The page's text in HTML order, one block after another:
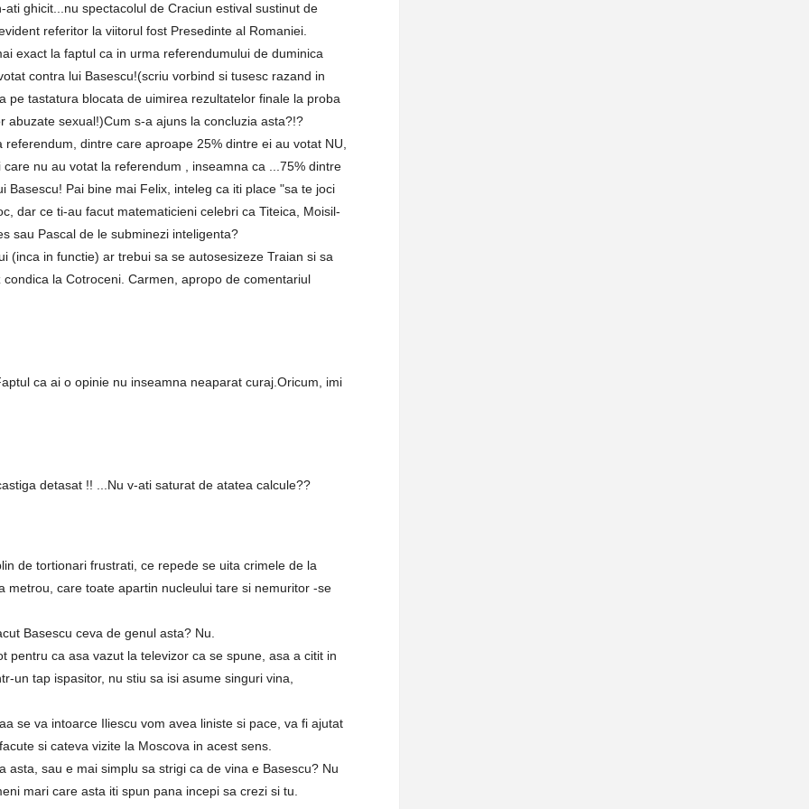
ghicit...nu spectacolul de Craciun estival sustinut de
referitor la viitorul fost Presedinte al Romaniei.
exact la faptul ca in urma referendumului de duminica
contra lui Basescu!(scriu vorbind si tusesc razand in
pe tastatura blocata de uimirea rezultatelor finale la proba
abuzate sexual!)Cum s-a ajuns la concluzia asta?!?
dintre care aproape 25% dintre ei au votat NU,
nu au votat la referendum , inseamna ca ...75% dintre
Basescu! Pai bine mai Felix, inteleg ca iti place "sa te joci
dar ce ti-au facut matematicieni celebri ca Titeica, Moisil-
sau Pascal de le subminezi inteligenta?
(inca in functie) ar trebui sa se autosesizeze Traian si sa
la Cotroceni. Carmen, apropo de comentariul
ca ai o opinie nu inseamna neaparat curaj.Oricum, imi
detasat !! ...Nu v-ati saturat de atatea calcule??
de tortionari frustrati, ce repede se uita crimele de la
metrou, care toate apartin nucleului tare si nemuritor -se
Basescu ceva de genul asta? Nu.
pentru ca asa vazut la televizor ca se spune, asa a citit in
un tap ispasitor, nu stiu sa isi asume singuri vina,
se va intoarce Iliescu vom avea liniste si pace, va fi ajutat
si cateva vizite la Moscova in acest sens.
asta, sau e mai simplu sa strigi ca de vina e Basescu? Nu
mari care asta iti spun pana incepi sa crezi si tu.